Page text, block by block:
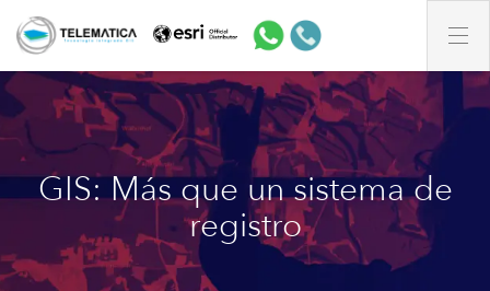
GIS: Más que un sistema de
registro